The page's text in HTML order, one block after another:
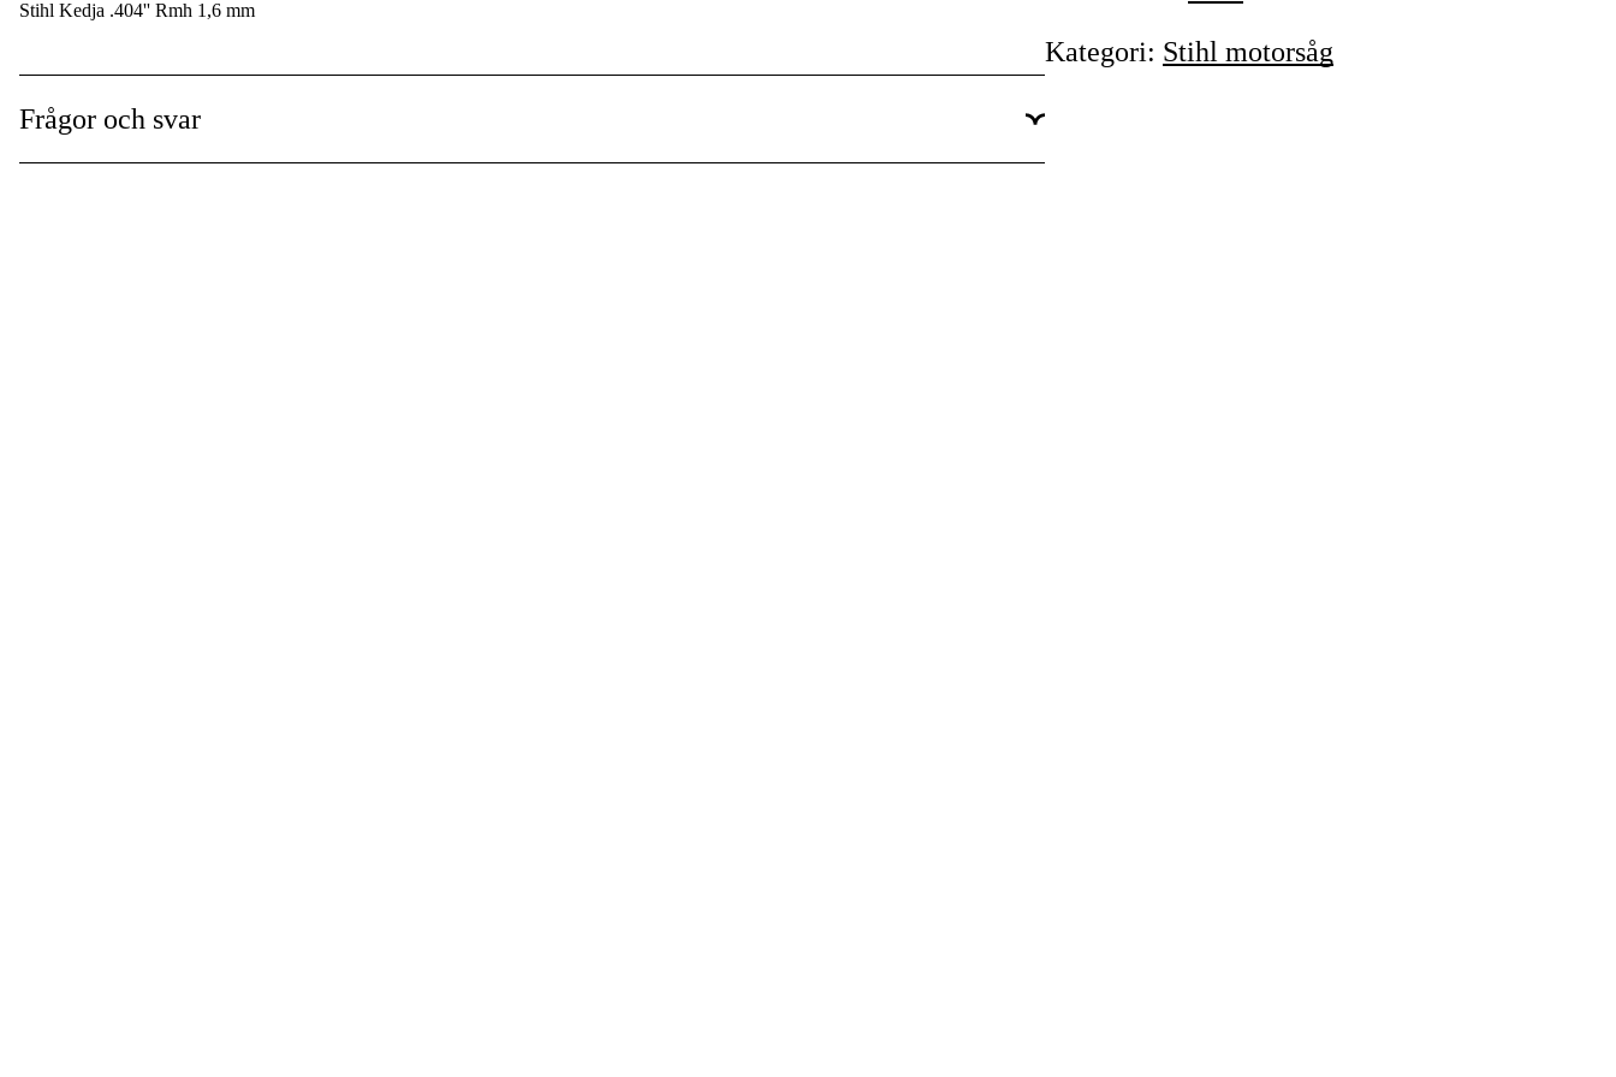
Global Garanti:
Stihl Kedja .404'' Rmh 1,6 mm
Frågor och svar
Kategori: Stihl motorsåg